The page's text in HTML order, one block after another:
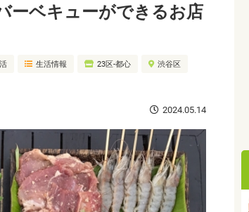
ーベキューができるお店
生活情報 23区-都心 渋谷区
2024.05.14